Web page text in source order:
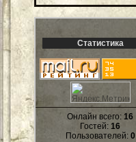
Статистика
Онлайн всего:16
Гостей:16
Пользователей: 0